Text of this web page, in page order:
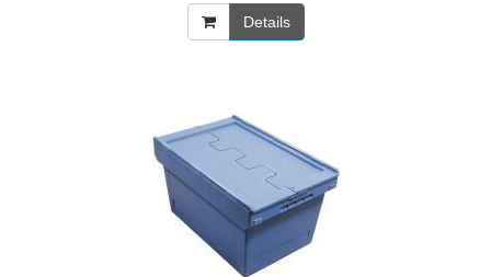
Details